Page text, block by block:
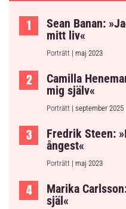
Sean Banan:
mitt liv«
Porträtt | maj 2023
Camilla
mig själv«
Porträtt | september 2025
Fredrik Steen:
ångest«
Porträtt | maj 2023
Marika
själ«